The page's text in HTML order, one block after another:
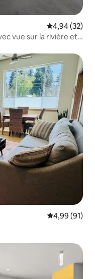
Évaluation
4,94 (32)
vue sur la rivière et
Évaluation
4,99 (91)